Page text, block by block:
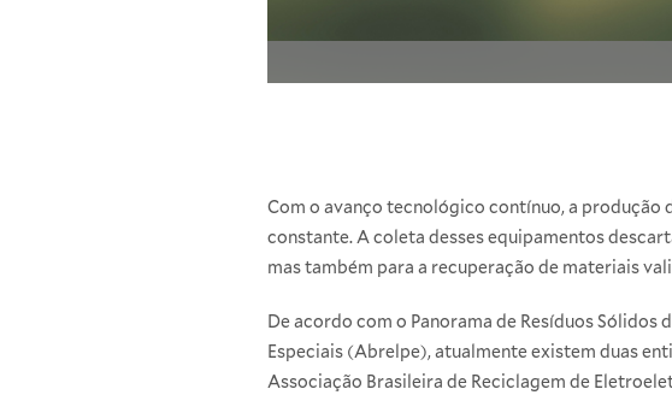
Com o avanço tecnológico contínuo, a produção
constante. A coleta desses equipamentos
mas também para a recuperação de materiais
De acordo com o Panorama de Resíduos Sólidos
Especiais (Abrelpe), atualmente existem duas
Associação Brasileira de Reciclagem de